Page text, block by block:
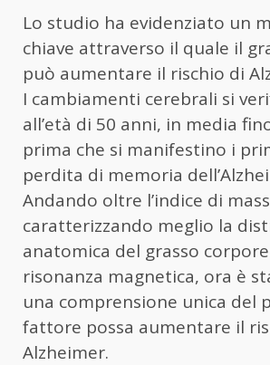
Lo studio ha evidenziato un
chiave attraverso il quale il
può aumentare il rischio di
I cambiamenti cerebrali si
all’età di 50 anni, in media
prima che si manifestino i
perdita di memoria
Andando oltre l’indice di
caratterizzando meglio la
anatomica del grasso
risonanza magnetica, ora è
una comprensione unica del
fattore possa aumentare il
Alzheimer.